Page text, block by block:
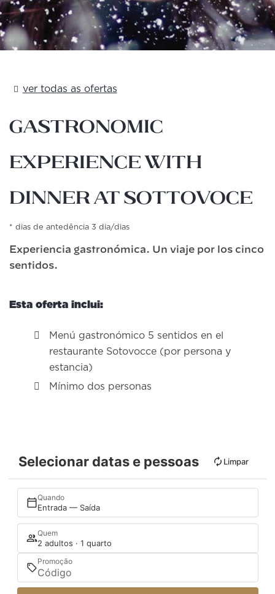
ver todas as ofertas
Gastronomic
experience with
dinner at Sottovoce
dias de antedência 3 dia/dias
Experiencia gastronómica. Un viaje por los cinco
sentidos.
Esta oferta inclui:
Menú gastronómico 5 sentidos en el
restaurante Sotovocce (por persona y
estancia)
Mínimo dos personas
Selecionar datas e pessoas Limpar
Quando
Entrada — Saída
Quem
2 adultos · 1 quarto
Promoção